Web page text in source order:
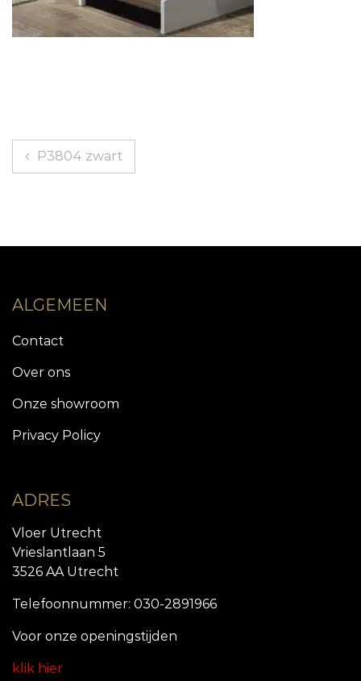
Bericht
navigatie
P3804 zwart
ALGEMEEN
Contact
Over ons
Onze showroom
Privacy Policy
ADRES
Vloer Utrecht
Vrieslantlaan 5
3526 AA Utrecht
Telefoonnummer: 030-2891966
Voor onze openingstijden
klik hier